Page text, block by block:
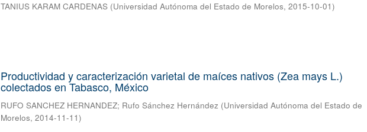
TANIUS KARAM CARDENAS (Universidad Autónoma del Estado de Morelos,2015-10-01)
Productividad y caracterización varietal de maíces nativos (Zea mays L.)
colectados en Tabasco, México
RUFO SANCHEZ HERNANDEZ; Rufo Sánchez Hernández (Universidad Autónoma del Estado de
Morelos,2014-11-11)